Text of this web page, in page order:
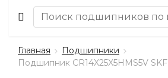
Главная
Подшипники
Подшипник CR14X25X5HMS5V SKF